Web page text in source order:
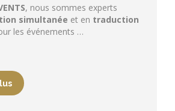
, nous sommes experts
simultanée et en traduction
les événements …